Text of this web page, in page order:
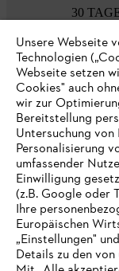
30
Unternehmen
Unsere Webseite
Technologien
Webseite setzen
Cookies" auch
wir zur
Bereitstellung
Untersuchung
Personalisierung
umfassender
Einwilligung
(z.B. Google oder
Ihre
Europäischen
„Einstellungen"
Details zu den